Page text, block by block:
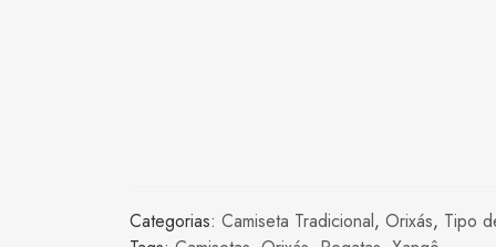
Categorias: Camiseta Tradicional, Orixás, Tipo